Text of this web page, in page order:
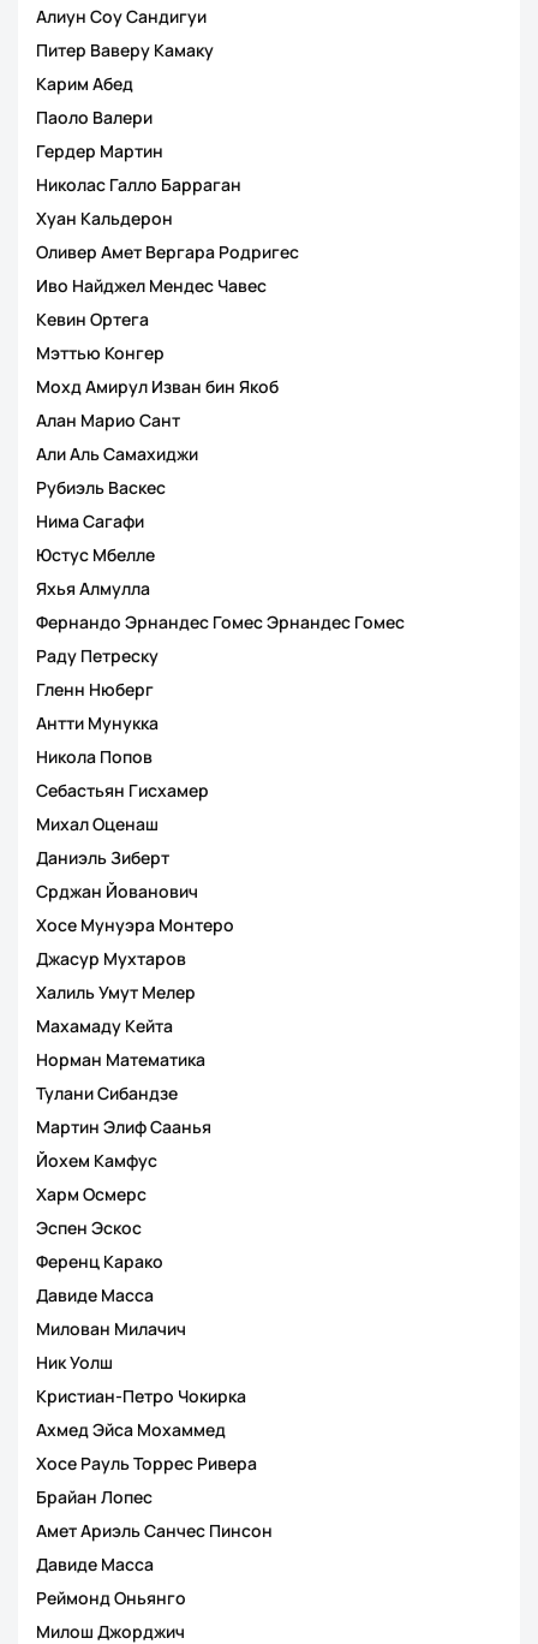
Алиун Соу Сандигуи
Питер Ваверу Камаку
Карим Абед
Паоло Валери
Гердер Мартин
Николас Галло Барраган
Хуан Кальдерон
Оливер Амет Вергара Родригес
Иво Найджел Мендес Чавес
Кевин Ортега
Мэттью Конгер
Мохд Амирул Изван бин Якоб
Алан Марио Сант
Али Аль Самахиджи
Рубиэль Васкес
Нима Сагафи
Юстус Мбелле
Яхья Алмулла
Фернандо Эрнандес Гомес Эрнандес Гомес
Раду Петреску
Гленн Нюберг
Антти Мунукка
Никола Попов
Себастьян Гисхамер
Михал Оценаш
Даниэль Зиберт
Срджан Йованович
Хосе Мунуэра Монтеро
Джасур Мухтаров
Халиль Умут Мелер
Махамаду Кейта
Норман Математика
Тулани Сибандзе
Мартин Элиф Саанья
Йохем Камфус
Харм Осмерс
Эспен Эскос
Ференц Карако
Давиде Масса
Милован Милачич
Ник Уолш
Кристиан-Петро Чокирка
Ахмед Эйса Мохаммед
Хосе Рауль Торрес Ривера
Брайан Лопес
Амет Ариэль Санчес Пинсон
Давиде Масса
Реймонд Оньянго
Милош Джорджич